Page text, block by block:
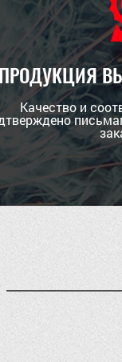
ПРОДУКЦИЯ
Качество и